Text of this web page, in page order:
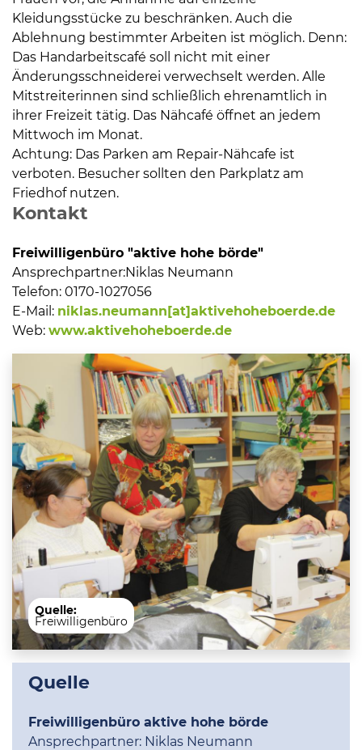
Kleidungsstücke zu beschränken. Auch die
Ablehnung bestimmter Arbeiten ist möglich. Denn:
Das Handarbeitscafé soll nicht mit einer
Änderungsschneiderei verwechselt werden. Alle
Mitstreiterinnen sind schließlich ehrenamtlich in
ihrer Freizeit tätig. Das Nähcafé öffnet an jedem
Mittwoch im Monat.
Achtung: Das Parken am Repair-Nähcafe ist
verboten. Besucher sollten den Parkplatz am
Friedhof nutzen.
Kontakt
Freiwilligenbüro "aktive hohe börde"
Ansprechpartner:Niklas Neumann
Telefon: 0170-1027056
E-Mail: niklas.neumann[at]aktivehoheboerde.de
Web: www.aktivehoheboerde.de
Quelle:
Freiwilligenbüro
Quelle
Freiwilligenbüro aktive hohe börde
Ansprechpartner: Niklas Neumann